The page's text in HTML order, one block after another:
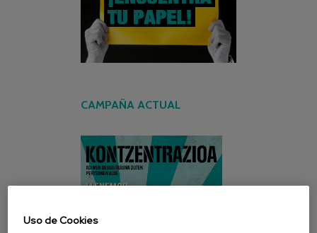
CAMPAÑA ACTUAL
Uso de Cookies